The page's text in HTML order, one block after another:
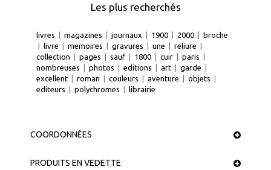
Les plus recherchés
livres | magazines | journaux | 1900 | 2000 | broche
| livre | memoires | gravures | une | reliure |
collection | pages | sauf | 1800 | cuir | paris |
nombreuses | photos | editions | art | garde |
excellent | roman | couleurs | aventure | objets |
editeurs | polychromes | librairie
COORDONNÉES
PRODUITS EN VEDETTE